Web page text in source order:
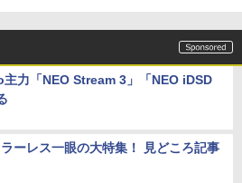
力「NEO Stream 3」「NEO iDSD
ーレス一眼の大特集！ 見どころ記事